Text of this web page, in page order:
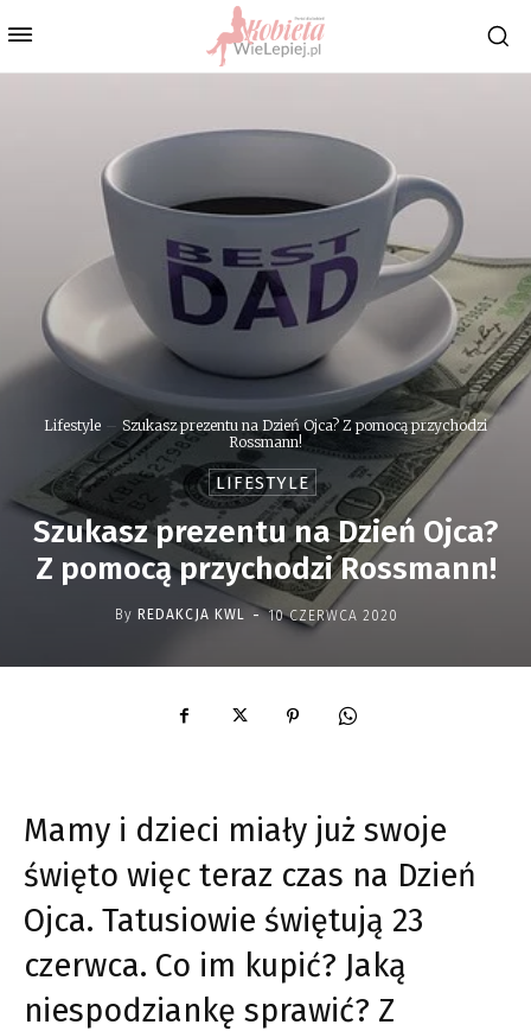
Lifestyle
Szukasz prezentu na Dzień Ojca? Z pomocą przychodzi
Rossmann!
LIFESTYLE
Szukasz prezentu na Dzień Ojca?
Z pomocą przychodzi Rossmann!
By REDAKCJA KWL - 10 CZERWCA 2020
Mamy i dzieci miały już swoje
święto więc teraz czas na Dzień
Ojca. Tatusiowie świętują 23
czerwca. Co im kupić? Jaką
niespodziankę sprawić? Z